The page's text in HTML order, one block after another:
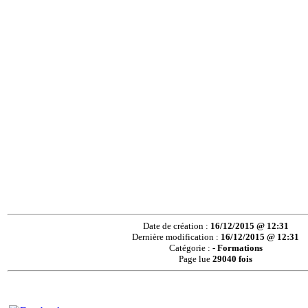
Date de création : 16/12/2015 @ 12:31
Dernière modification : 16/12/2015 @ 12:31
Catégorie : - Formations
Page lue29040 fois